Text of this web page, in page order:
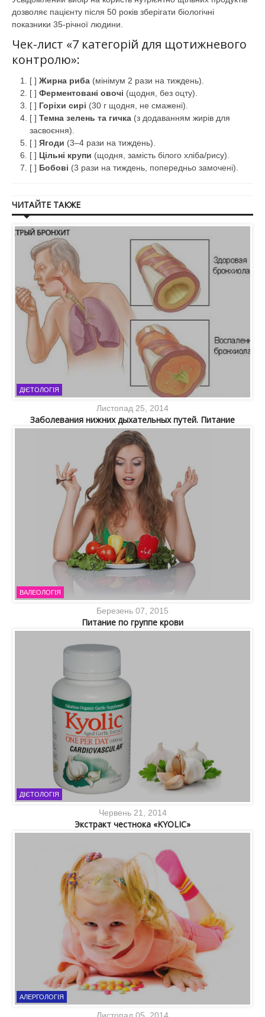
дозволяє пацієнту після 50 років зберігати біологічні
показники 35-річної людини.
Чек-лист «7 категорій для щотижневого
контролю»:
[ ] Жирна риба (мінімум 2 рази на тиждень).
[ ] Ферментовані овочі (щодня, без оцту).
[ ] Горіхи сирі (30 г щодня, не смажені).
[ ] Темна зелень та гичка (з додаванням жирів для
засвоєння).
[ ] Ягоди (3–4 рази на тиждень).
[ ] Цільні крупи (щодня, замість білого хліба/рису).
[ ] Бобові (3 рази на тиждень, попередньо замочені).
ЧИТАЙТЕ ТАКЖЕ
ДІЄТОЛОГІЯ
Листопад 25, 2014
Заболевания нижних дыхательных путей. Питание
ВАЛЕОЛОГІЯ
Березень 07, 2015
Питание по группе крови
ДІЄТОЛОГІЯ
Червень 21, 2014
Экстракт честнока «KYOLIC»
АЛЕРГОЛОГІЯ
Листопад 05, 2014